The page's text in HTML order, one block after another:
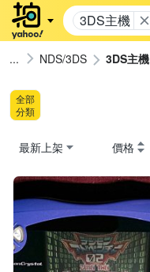
3DS主機
NDS/3DS 3DS主機
全部
分類
最新上架 價格